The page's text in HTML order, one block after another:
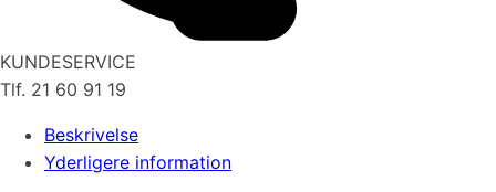
KUNDESERVICE
Tlf. 21 60 91 19
Beskrivelse
Yderligere information